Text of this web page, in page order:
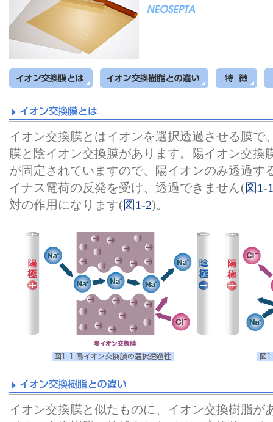
イオン交換膜とはイオンを選択透過させる膜で
膜と陰イオン交換膜があります。陽イオン交換
が固定されていますので、陽イオンのみ透過す
イナス電荷の反発を受け、透過できません(図1-1
対の作用になります(図1-2)。
イオン交換膜と似たものに、イオン交換樹脂が